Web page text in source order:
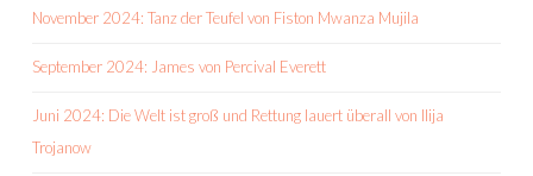
November 2024: Tanz der Teufel von Fiston Mwanza Mujila
September 2024: James von Percival Everett
Juni 2024: Die Welt ist groß und Rettung lauert überall von Ilija
Trojanow